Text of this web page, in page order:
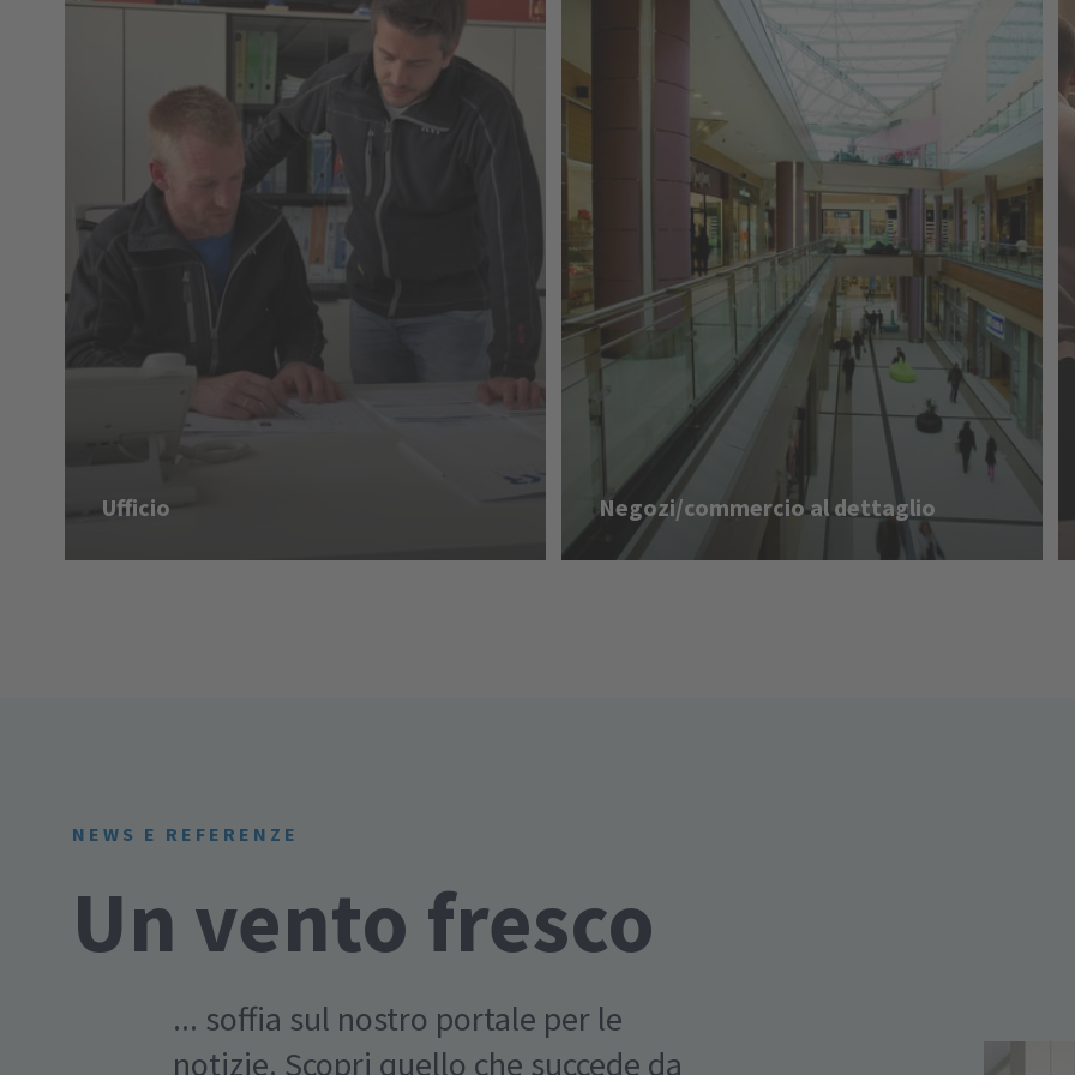
Ufficio Negozi/commercio al dettaglio
NEWS E REFERENZE
Un vento fresco
... soffia sul nostro portale per le
notizie. Scopri quello che succede da